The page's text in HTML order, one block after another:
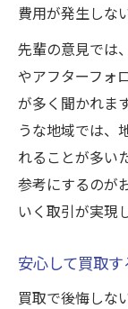
費用が発生しな
先輩の意見では
やアフターフォ
が多く聞かれま
うな地域では、
れることが多い
参考にするのが
いく取引が実現
安心して買取
買取で後悔しな